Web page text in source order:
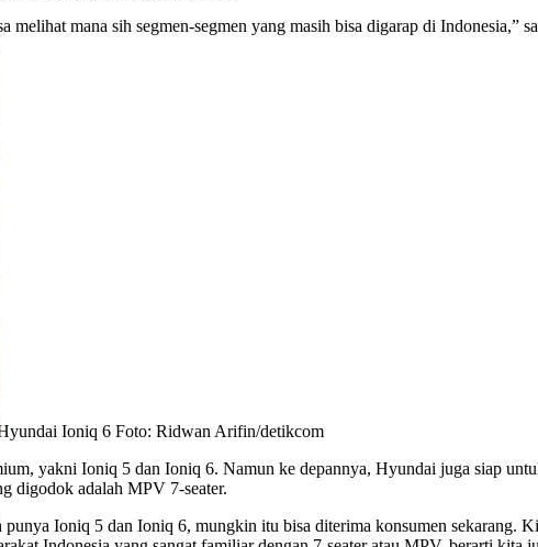
mana sih segmen-segmen yang masih bisa digarap di Indonesia,”
Ioniq 6 Foto: Ridwan Arifin/detikcom
yakni Ioniq 5 dan Ioniq 6. Namun ke depannya, Hyundai juga siap
digodok adalah MPV 7-seater.
Ioniq 5 dan Ioniq 6, mungkin itu bisa diterima konsumen sekarang.